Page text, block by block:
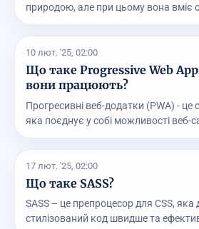
природою, але при цьому вона вміє
10 лют. '25, 02:00
Що таке Progressive Web
вони працюють?
Прогресивні веб-додатки (PWA) - це
яка поєднує у собі можливості веб-
17 лют. '25, 02:00
Що таке SASS?
SASS – це препроцесор для CSS,
стилізований код швидше та